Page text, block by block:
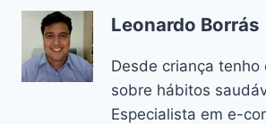
Leonardo Borrás
Desde criança
sobre hábitos
Especialista em e-